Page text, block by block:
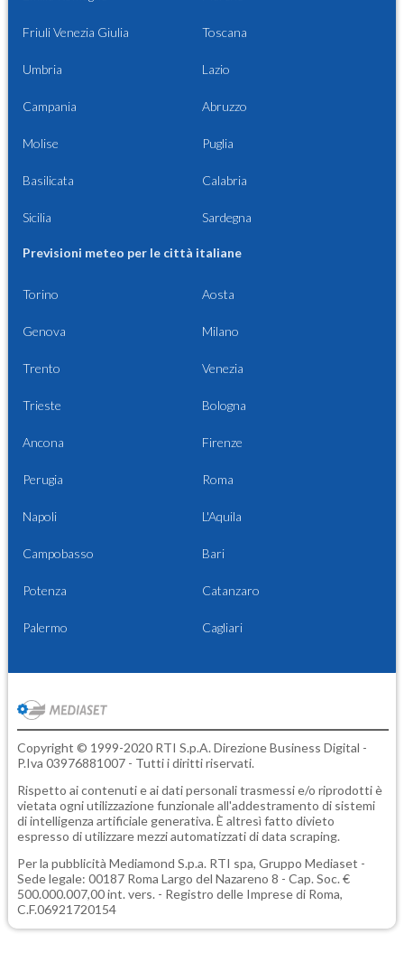
Friuli Venezia Giulia Toscana
Umbria Lazio
Campania Abruzzo
Molise Puglia
Basilicata Calabria
Sicilia Sardegna
Previsioni meteo per le città italiane
Torino Aosta
Genova Milano
Trento Venezia
Trieste Bologna
Ancona Firenze
Perugia Roma
Napoli L'Aquila
Campobasso Bari
Potenza Catanzaro
Palermo Cagliari
Copyright © 1999-2020 RTI S.p.A. Direzione Business Digital -
P.Iva 03976881007 - Tutti i diritti riservati.
Rispetto ai contenuti e ai dati personali trasmessi e/o riprodotti è
vietata ogni utilizzazione funzionale all'addestramento di sistemi
di intelligenza artificiale generativa. È altresì fatto divieto
espresso di utilizzare mezzi automatizzati di data scraping.
Per la pubblicità Mediamond S.p.a. RTI spa, Gruppo Mediaset -
Sede legale: 00187 Roma Largo del Nazareno 8 - Cap. Soc. €
500.000.007,00 int. vers. - Registro delle Imprese di Roma,
C.F.06921720154